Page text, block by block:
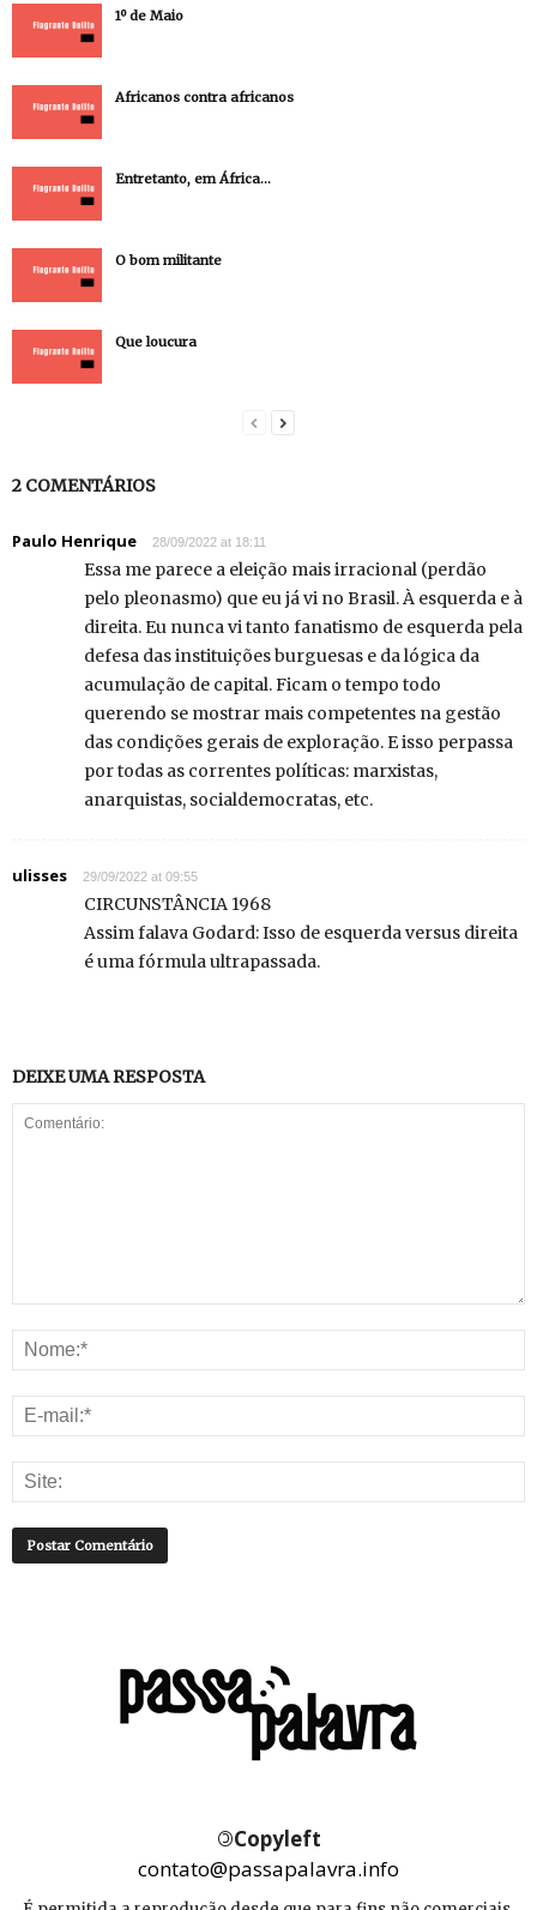
1º de Maio
Africanos contra africanos
Entretanto, em África…
O bom militante
Que loucura
2 COMENTÁRIOS
Paulo Henrique 28/09/2022 at 18:11
Essa me parece a eleição mais irracional (perdão
pelo pleonasmo) que eu já vi no Brasil. À esquerda e à
direita. Eu nunca vi tanto fanatismo de esquerda pela
defesa das instituições burguesas e da lógica da
acumulação de capital. Ficam o tempo todo
querendo se mostrar mais competentes na gestão
das condições gerais de exploração. E isso perpassa
por todas as correntes políticas: marxistas,
anarquistas, socialdemocratas, etc.
ulisses 29/09/2022 at 09:55
CIRCUNSTÂNCIA 1968
Assim falava Godard: Isso de esquerda versus direita
é uma fórmula ultrapassada.
DEIXE UMA RESPOSTA
©Copyleft
contato@passapalavra.info